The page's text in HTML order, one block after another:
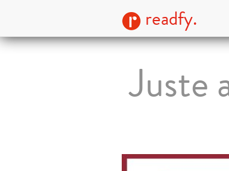
readfy.
Juste